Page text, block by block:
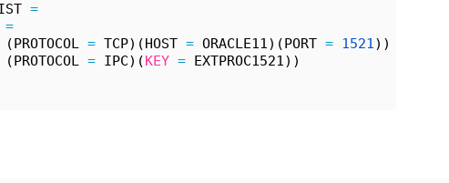
=
=
(PROTOCOL = TCP)(HOST = ORACLE11)(PORT = 1521))
(PROTOCOL = IPC)(KEY = EXTPROC1521))